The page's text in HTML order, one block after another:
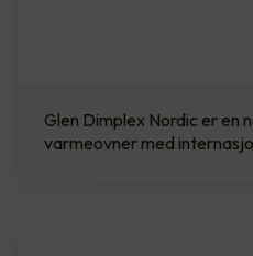
Glen Dimplex Nordic er en
varmeovner med